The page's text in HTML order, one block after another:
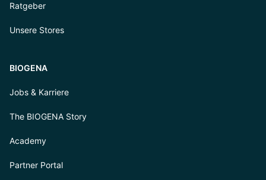
Ratgeber
Unsere Stores
BIOGENA
Jobs & Karriere
The BIOGENA Story
Academy
Partner Portal